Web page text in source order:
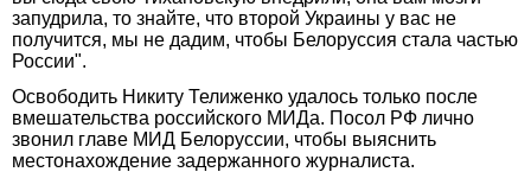
запудрила, то знайте, что второй Украины у вас не
получится, мы не дадим, чтобы Белоруссия стала частью
России".
Освободить Никиту Телиженко удалось только после
вмешательства российского МИДа. Посол РФ лично
звонил главе МИД Белоруссии, чтобы выяснить
местонахождение задержанного журналиста.